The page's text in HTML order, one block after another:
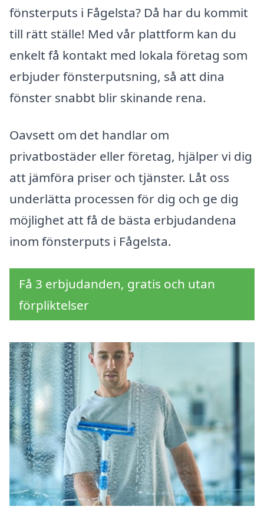
fönsterputs i Fågelsta? Då har du kommit
till rätt ställe! Med vår plattform kan du
enkelt få kontakt med lokala företag som
erbjuder fönsterputsning, så att dina
fönster snabbt blir skinande rena.
Oavsett om det handlar om
privatbostäder eller företag, hjälper vi dig
att jämföra priser och tjänster. Låt oss
underlätta processen för dig och ge dig
möjlighet att få de bästa erbjudandena
inom fönsterputs i Fågelsta.
Få 3 erbjudanden, gratis och utan
förpliktelser